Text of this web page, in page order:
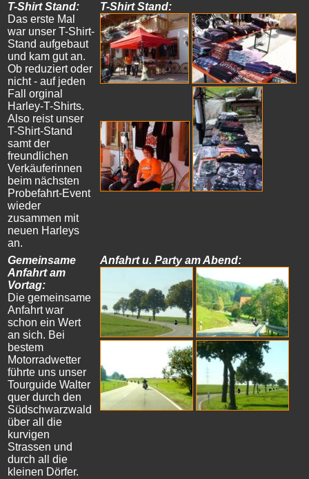
T-Shirt Stand:
Das erste Mal
war unser T-Shirt-
Stand aufgebaut
und kam gut an.
Ob reduziert oder
nicht - auf jeden
Fall orginal
Harley-T-Shirts.
Also reist unser
T-Shirt-Stand
samt der
freundlichen
Verkäuferinnen
beim nächsten
Probefahrt-Event
wieder
zusammen mit
neuen Harleys
an.
T-Shirt Stand:
Gemeinsame
Anfahrt am
Vortag:
Die gemeinsame
Anfahrt war
schon ein Wert
an sich. Bei
bestem
Motorradwetter
führte uns unser
Tourguide Walter
quer durch den
Südschwarzwald
über all die
kurvigen
Strassen und
durch all die
kleinen Dörfer.
Anfahrt u. Party am Abend: